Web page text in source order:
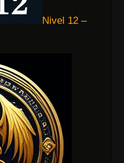
Nivel 12 –